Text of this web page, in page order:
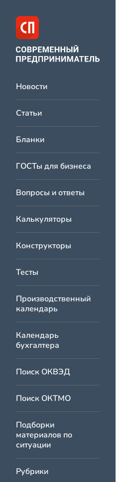
Новости
Статьи
Бланки
ГОСТы для бизнеса
Вопросы и ответы
Калькуляторы
Конструкторы
Тесты
Производственный
календарь
Календарь
бухгалтера
Поиск ОКВЭД
Поиск ОКТМО
Подборки
материалов по
ситуации
Рубрики